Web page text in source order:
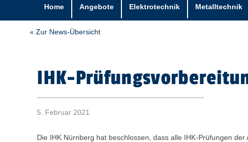
Home Angebote Elektrotechnik Metalltechnik
« Zur News-Übersicht
IHK-
5. Februar 2021
Die IHK Nürnberg hat beschlossen, dass alle IHK-Prüfungen